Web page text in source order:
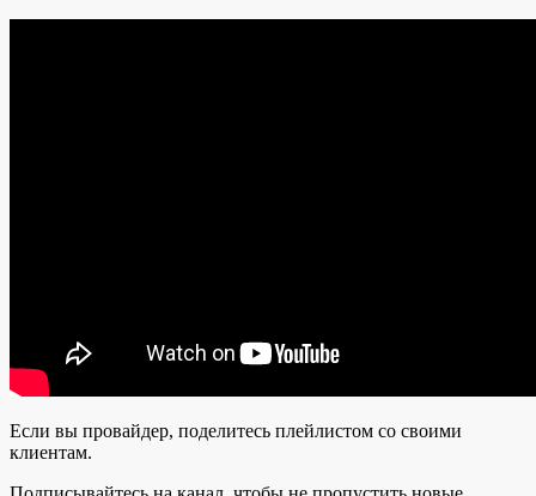
Если вы провайдер, поделитесь плейлистом со своими
клиентам.